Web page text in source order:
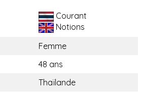
Courant
Notions
Femme
48 ans
Thaïlande